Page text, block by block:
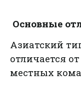
Основные
Азиатский
отличается
местных